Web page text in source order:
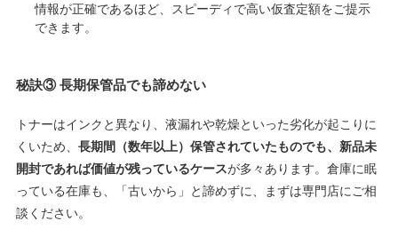
情報が正確であるほど、スピーディで高い仮査定額をご提示
できます。
秘訣③ 長期保管品でも諦めない
トナーはインクと異なり、液漏れや乾燥といった劣化が起こりに
くいため、 長期間（数年以上）保管されていたものでも、新品未
開封であれば価値が残っているケースが多々あります。倉庫に眠
っている在庫も、「古いから」と諦めずに、まずは専門店にご相
談ください。